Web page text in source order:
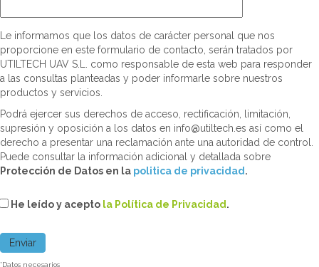
Le informamos que los datos de carácter personal que nos
proporcione en este formulario de contacto, serán tratados por
UTILTECH UAV S.L. como responsable de esta web para responder
a las consultas planteadas y poder informarle sobre nuestros
productos y servicios.
Podrá ejercer sus derechos de acceso, rectificación, limitación,
supresión y oposición a los datos en info@utiltech.es así como el
derecho a presentar una reclamación ante una autoridad de control.
Puede consultar la información adicional y detallada sobre
Protección de Datos en la politica de privacidad .
He leído y acepto la Política de Privacidad .
*Datos necesarios